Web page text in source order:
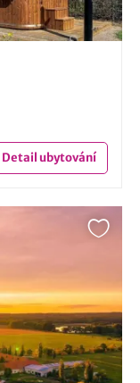
Detailubytování